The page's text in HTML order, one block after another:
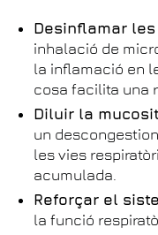
Desinflamar
inhalació de
la inflamació en
cosa facilita una
Diluir la
un
les vies
acumulada.
Reforçar el
la funció